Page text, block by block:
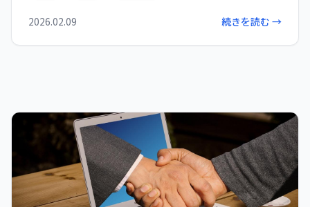
調と相性のよい時間帯での学習、そして小さな成
果を認める柔軟な記録方法が効果的です。
2026.02.09 続きを読む →